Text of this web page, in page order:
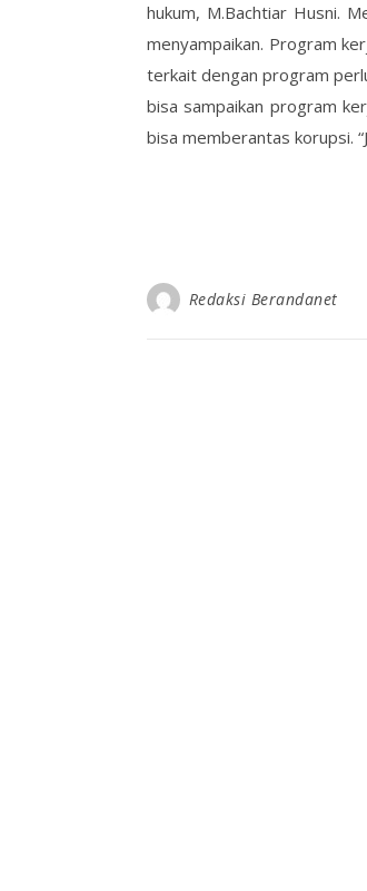
hukum, M.Bachtiar Husni.
menyampaikan. Program
terkait dengan program
bisa sampaikan program
bisa memberantas korupsi.
Redaksi Berandanet